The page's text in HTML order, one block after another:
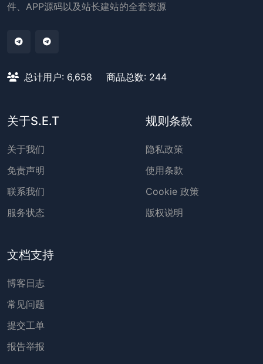
件、APP源码以及站长建站的全套资源
总计用户: 6,658 商品总数: 244
关于S.E.T
关于我们
免责声明
联系我们
服务状态
规则条款
隐私政策
使用条款
Cookie 政策
版权说明
文档支持
博客日志
常见问题
提交工单
报告举报